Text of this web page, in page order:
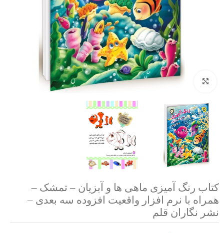
بزرگنمایی تصویر
کتاب رنگ آمیزی ماهی ها و آبزیان – تمشک –
همراه با نرم افزار واقعیت افزوده سه بعدی –
نشر نگاران قلم